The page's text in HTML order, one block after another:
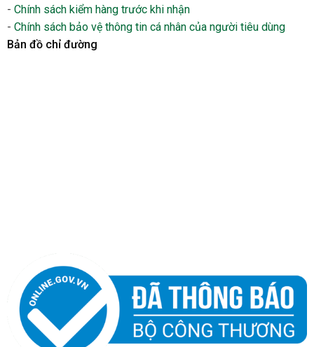
- Chính sách kiểm hàng trước khi nhận
- Chính sách bảo vệ thông tin cá nhân của người tiêu dùng
Bản đồ chỉ đường